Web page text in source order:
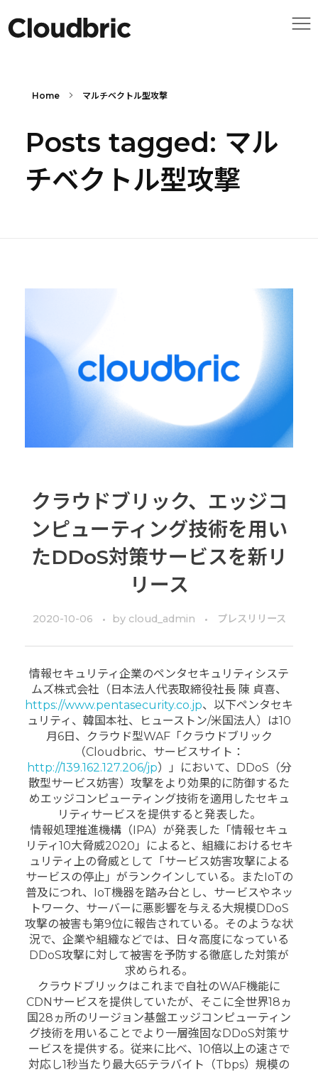
Home マルチベクトル型攻撃
Posts tagged: マル
チベクトル型攻撃
クラウドブリック、エッジコ
ンピューティング技術を用い
たDDoS対策サービスを新リ
リース
2020-10-06 by cloud_admin プレスリリース
情報セキュリティ企業のペンタセキュリティシステ
ムズ株式会社（日本法人代表取締役社長 陳 貞喜、
https://www.pentasecurity.co.jp、以下ペンタセキ
ュリティ、韓国本社、ヒューストン/米国法人）は10
月6日、クラウド型WAF「クラウドブリック
（Cloudbric、サービスサイト：
http://139.162.127.206/jp）」において、DDoS（分
散型サービス妨害）攻撃をより効果的に防御するた
めエッジコンピューティング技術を適用したセキュ
リティサービスを提供すると発表した。
情報処理推進機構（IPA）が発表した「情報セキュ
リティ10大脅威2020」によると、組織におけるセキ
ュリティ上の脅威として「サービス妨害攻撃による
サービスの停止」がランクインしている。またIoTの
普及につれ、IoT機器を踏み台とし、サービスやネッ
トワーク、サーバーに悪影響を与える大規模DDoS
攻撃の被害も第9位に報告されている。そのような状
況で、企業や組織などでは、日々高度になっている
DDoS攻撃に対して被害を予防する徹底した対策が
求められる。
クラウドブリックはこれまで自社のWAF機能に
CDNサービスを提供していたが、そこに全世界18ヵ
国28ヵ所のリージョン基盤エッジコンピューティン
グ技術を用いることでより一層強固なDDoS対策サ
ービスを提供する。従来に比べ、10倍以上の速さで
対応し1秒当たり最大65テラバイト（Tbps）規模の